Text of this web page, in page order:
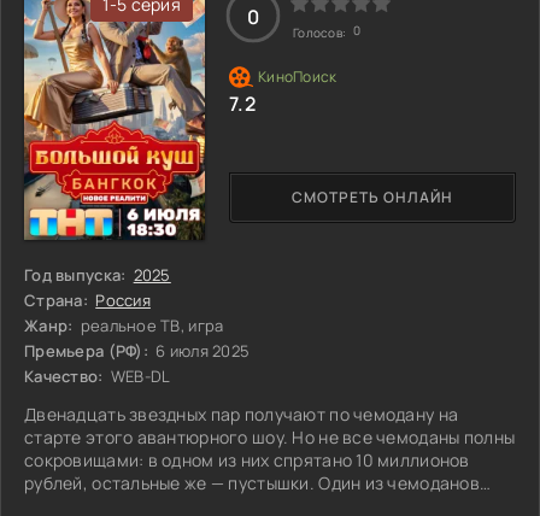
Год выпуска: 2025
Страна: Россия
Жанр: реальное ТВ, игра
Премьера (РФ): 6 июля 2025
Качество: WEB-DL
Двенадцать звездных пар получают по чемодану на
старте этого авантюрного шоу. Но не все чемоданы полны
сокровищами: в одном из них спрятано 10 миллионов
рублей, остальные же — пустышки. Один из чемоданов
СМОТРЕТЬ ОНЛАЙН
0
Голосов: 0
7.2